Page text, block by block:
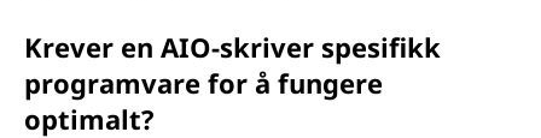
Krever en AIO-skriver spesifikk
programvare for å fungere
optimalt?